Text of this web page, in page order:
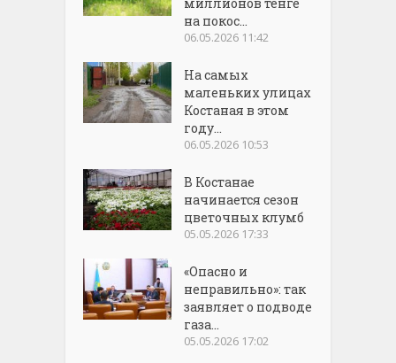
на покос...
06.05.2026 11:42
На самых
маленьких улицах
Костаная в этом
году...
06.05.2026 10:53
В Костанае
начинается сезон
цветочных клумб
05.05.2026 17:33
«Опасно и
неправильно»: так
заявляет о подводе
газа...
05.05.2026 17:02